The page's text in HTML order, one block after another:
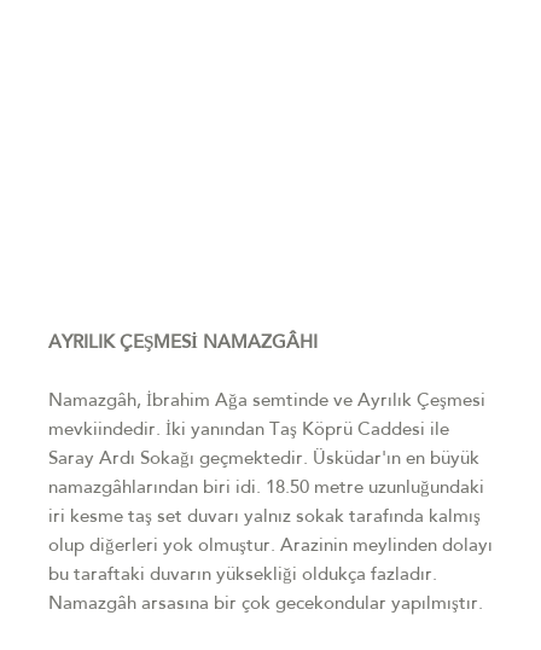
AYRILIK ÇEŞMESİ NAMAZGÂHI
Namazgâh, İbrahim Ağa semtinde ve Ayrılık Çeşmesi
mevkiindedir. İki yanından Taş Köprü Caddesi ile
Saray Ardı Sokağı geçmektedir. Üsküdar'ın en büyük
namazgâhlarından biri idi. 18.50 metre uzunluğundaki
iri kesme taş set duvarı yalnız sokak tarafında kalmış
olup diğerleri yok olmuştur. Arazinin meylinden dolayı
bu taraftaki duvarın yüksekliği oldukça fazladır.
Namazgâh arsasına bir çok gecekondular yapılmıştır.